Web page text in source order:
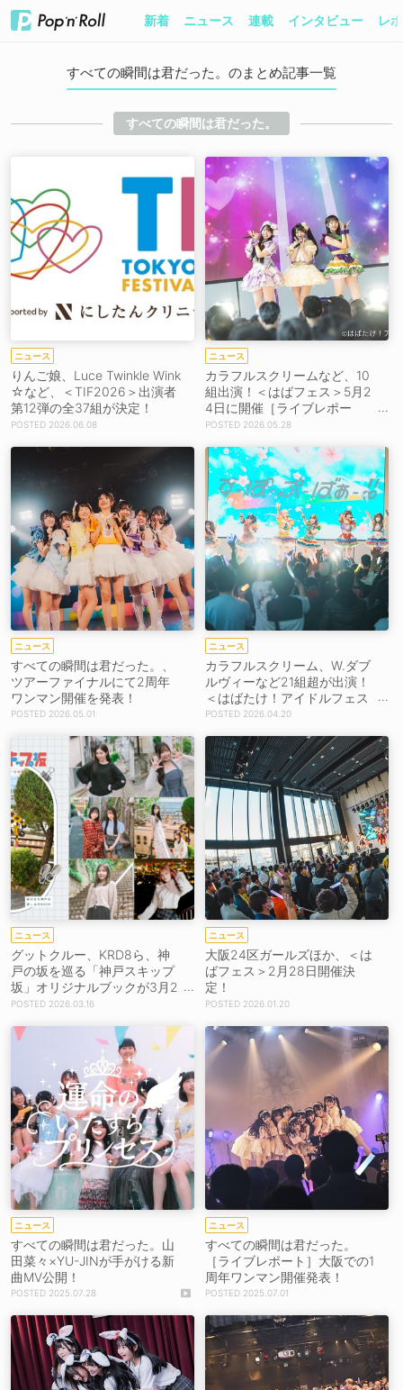
新着 ニュース 連載 インタビュー レ
すべての瞬間は君だった。のまとめ記事一覧
すべての瞬間は君だった。
ニュース
りんご娘、Luce Twinkle Wink
☆など、＜TIF2026＞出演者
第12弾の全37組が決定！
2026.06.08
ニュース
カラフルスクリームなど、10
組出演！＜はばフェス＞5月2
4日に開催［ライブレポー
ト］
2026.05.28
ニュース
すべての瞬間は君だった。、
ツアーファイナルにて2周年
ワンマン開催を発表！
2026.05.01
ニュース
カラフルスクリーム、W.ダブ
ルヴィーなど21組超が出演！
＜はばたけ！アイドルフェス
＞5月23日・24日開催決定！
2026.04.20
ニュース
グットクルー、KRD8ら、神
戸の坂を巡る「神戸スキップ
坂」オリジナルブックが3月2
3日発売！2026.03.16
ニュース
大阪24区ガールズほか、＜は
ばフェス＞2月28日開催決
定！
2026.01.20
ニュース
すべての瞬間は君だった。山
田菜々×YU-JINが手がける新
曲MV公開！
2025.07.28
ニュース
すべての瞬間は君だった。
［ライブレポート］大阪での1
周年ワンマン開催発表！
2025.07.01